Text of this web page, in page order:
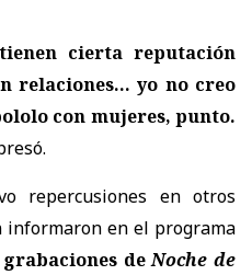
cierta reputación
relaciones... yo no creo
con mujeres, punto.
repercusiones en otros
informaron en el programa
deNoche de